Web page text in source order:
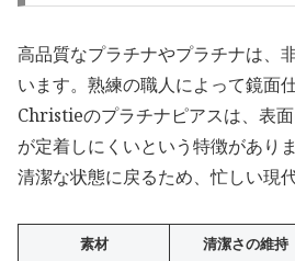
高品質なプラチナやプラチナは、
います。熟練の職人によって鏡面
Christieのプラチナピアスは、表
が定着しにくいという特徴があり
清潔な状態に戻るため、忙しい現
素材 清潔さの維持